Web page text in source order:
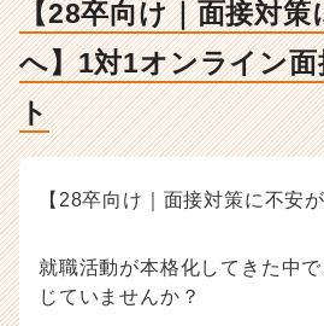
ベ
ン
ト
-
対
就
ノ
【28卒向け｜面接対
へ】1対1オンライン
ト
【28卒向け｜面接対策に不安
就職活動が本格化してきた中
じていませんか？